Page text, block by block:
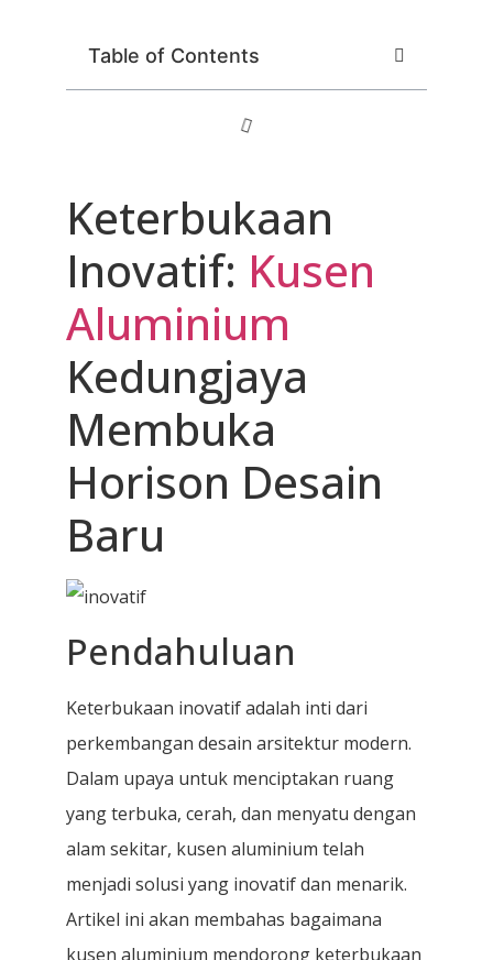
Table of Contents
Keterbukaan
Inovatif: Kusen
Aluminium
Kedungjaya
Membuka
Horison Desain
Baru
Pendahuluan
Keterbukaan inovatif adalah inti dari
perkembangan desain arsitektur modern.
Dalam upaya untuk menciptakan ruang
yang terbuka, cerah, dan menyatu dengan
alam sekitar, kusen aluminium telah
menjadi solusi yang inovatif dan menarik.
Artikel ini akan membahas bagaimana
kusen aluminium mendorong keterbukaan